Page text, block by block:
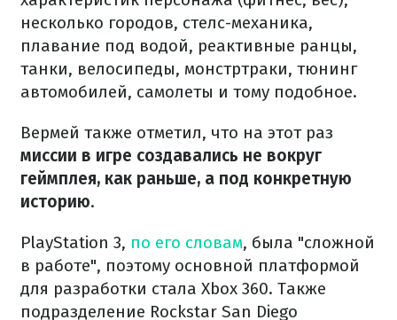
несколько городов, стелс-механика,
плавание под водой, реактивные ранцы,
танки, велосипеды, монстртраки, тюнинг
автомобилей, самолеты и тому подобное.
Вермей также отметил, что на этот раз
миссии в игре создавались не вокруг
геймплея, как раньше, а под конкретную
историю.
PlayStation 3, по его словам, была "сложной
в работе", поэтому основной платформой
для разработки стала Xbox 360. Также
подразделение Rockstar San Diego